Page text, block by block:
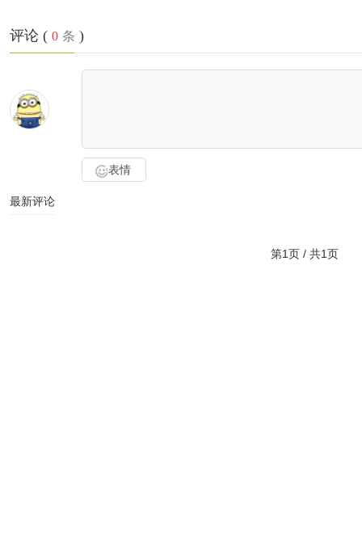
评论 ( 0 条 )
表情
最新评论
第1页 / 共1页